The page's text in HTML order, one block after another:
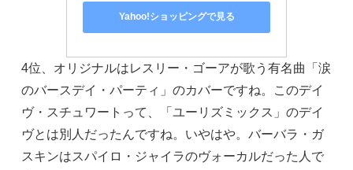
Yahoo!ショッピングで見る
4位、オリジナルはレスリー・ゴーアが歌う有名曲「涙
のバースデイ・パーティ」のカバーですね。このデイ
ヴ・スチュワートって、「ユーリズミックス」のデイ
ヴとは別人だったんですね。いやはや。バーバラ・ガ
スキンはスパイロ・ジャイラのヴォーカルだった人で